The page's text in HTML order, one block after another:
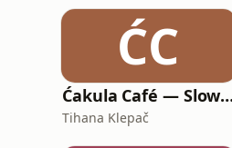
ĆC
Ćakula Café — Slow Croatian Podcast |
Tihana Klepač